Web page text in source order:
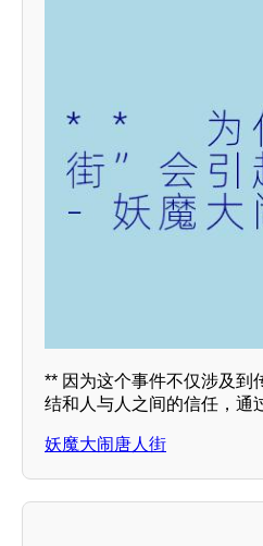
** 因为这个事件不仅涉及到
结和人与人之间的信任，通
妖魔大闹唐人街